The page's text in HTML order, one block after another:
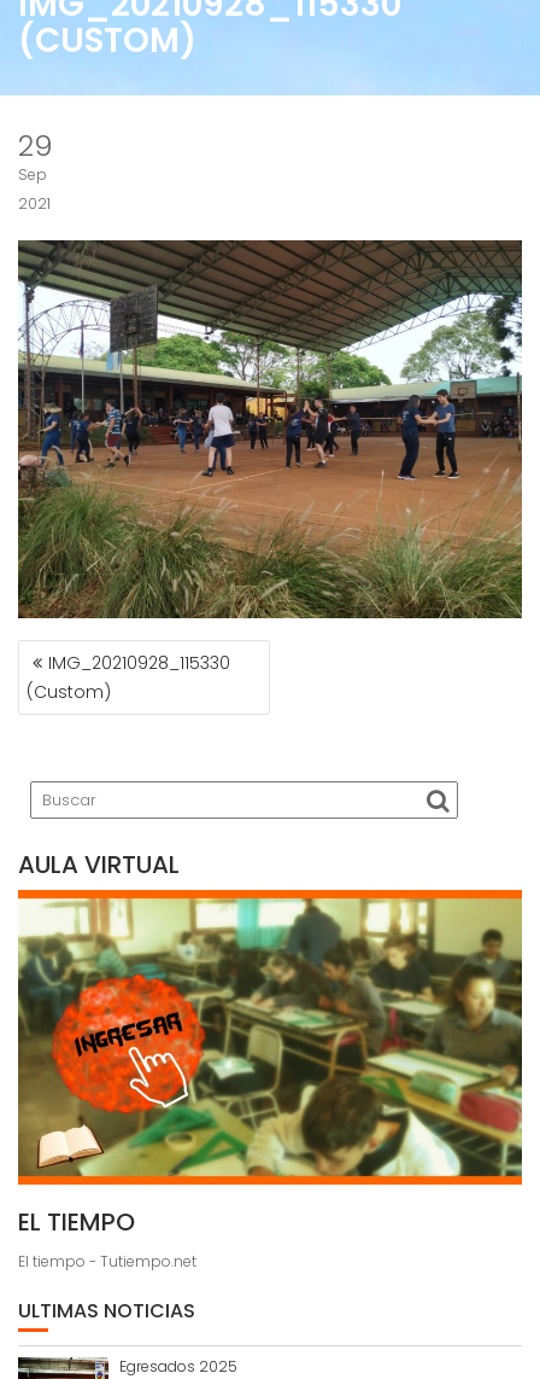
(CUSTOM)
29
Sep
2021
NAVEGACIÓN
DE
ENTRADAS
IMG_20210928_115330
(Custom)
AULA VIRTUAL
EL TIEMPO
El tiempo - Tutiempo.net
ULTIMAS NOTICIAS
Egresados 2025